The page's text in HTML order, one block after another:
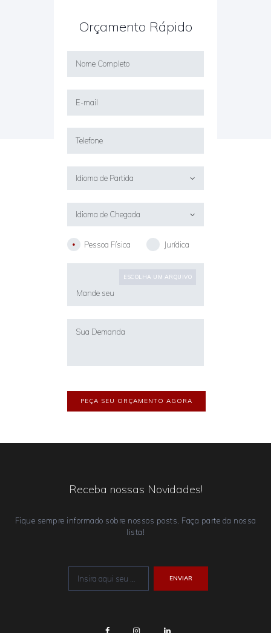
Orçamento Rápido
Pessoa Física Jurídica
ESCOLHA UM ARQUIVO
Mande seu
arquivo
Receba nossas Novidades!
Fique sempre informado sobre nossos posts. Faça parte da nossa
lista!